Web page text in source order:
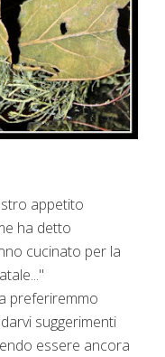
appetito
ha detto
cucinato per la
preferiremmo
suggerimenti
essere ancora